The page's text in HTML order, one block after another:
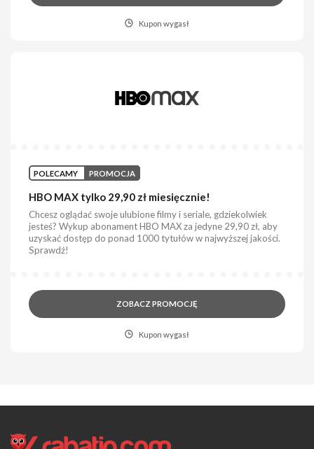
Kupon wygasł
POLECAMY PROMOCJA
HBO MAX tylko 29,90 zł miesięcznie!
Chcesz oglądać swoje ulubione filmy i seriale, gdziekolwiek
jesteś? Wykup abonament HBO MAX za jedyne 29,90 zł, aby
uzyskać dostęp do ponad 1000 tytułów w najwyższej jakości.
Sprawdź!
ZOBACZ PROMOCJĘ
Kupon wygasł